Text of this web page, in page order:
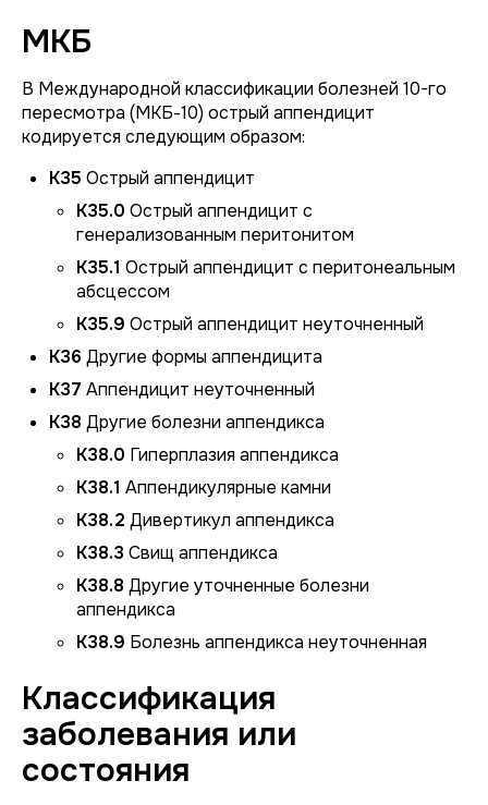
МКБ
В Международной классификации болезней 10-го
пересмотра (МКБ-10) острый аппендицит
кодируется следующим образом:
K35 Острый аппендицит
K35.0 Острый аппендицит с
генерализованным перитонитом
K35.1 Острый аппендицит с перитонеальным
абсцессом
K35.9 Острый аппендицит неуточненный
K36 Другие формы аппендицита
K37 Аппендицит неуточненный
K38 Другие болезни аппендикса
K38.0 Гиперплазия аппендикса
K38.1 Аппендикулярные камни
K38.2 Дивертикул аппендикса
K38.3 Свищ аппендикса
K38.8 Другие уточненные болезни
аппендикса
K38.9 Болезнь аппендикса неуточненная
Классификация
заболевания или
состояния